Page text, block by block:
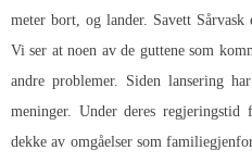
meter bort, og lander. Savett
Vi ser at noen av de guttene som
andre problemer. Siden lansering
meninger. Under deres regjeringstid
dekke av omgåelser som